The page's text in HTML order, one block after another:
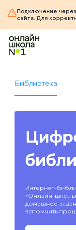
Подключение
сайта. Для
Библиотека
Интернет-
«Онлайн-
домашнее
вспомнить